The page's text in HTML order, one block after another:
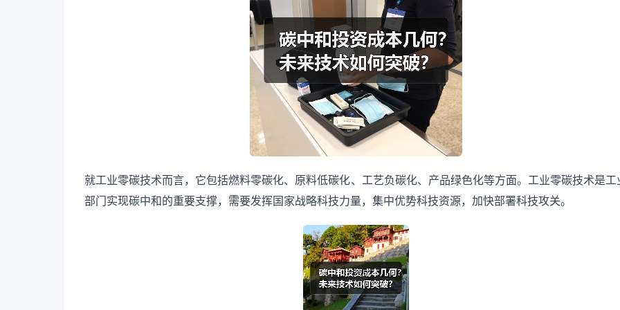
就工业零碳技术而言，它包括燃料零碳化、原料低碳化、工艺负碳化、产品绿色化等方面。工业零碳技术是工
部门实现碳中和的重要支撑，需要发挥国家战略科技力量，集中优势科技资源，加快部署科技攻关。